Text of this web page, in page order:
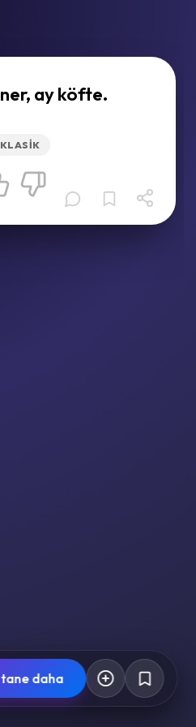
ay köfte.
KLASIK
daha